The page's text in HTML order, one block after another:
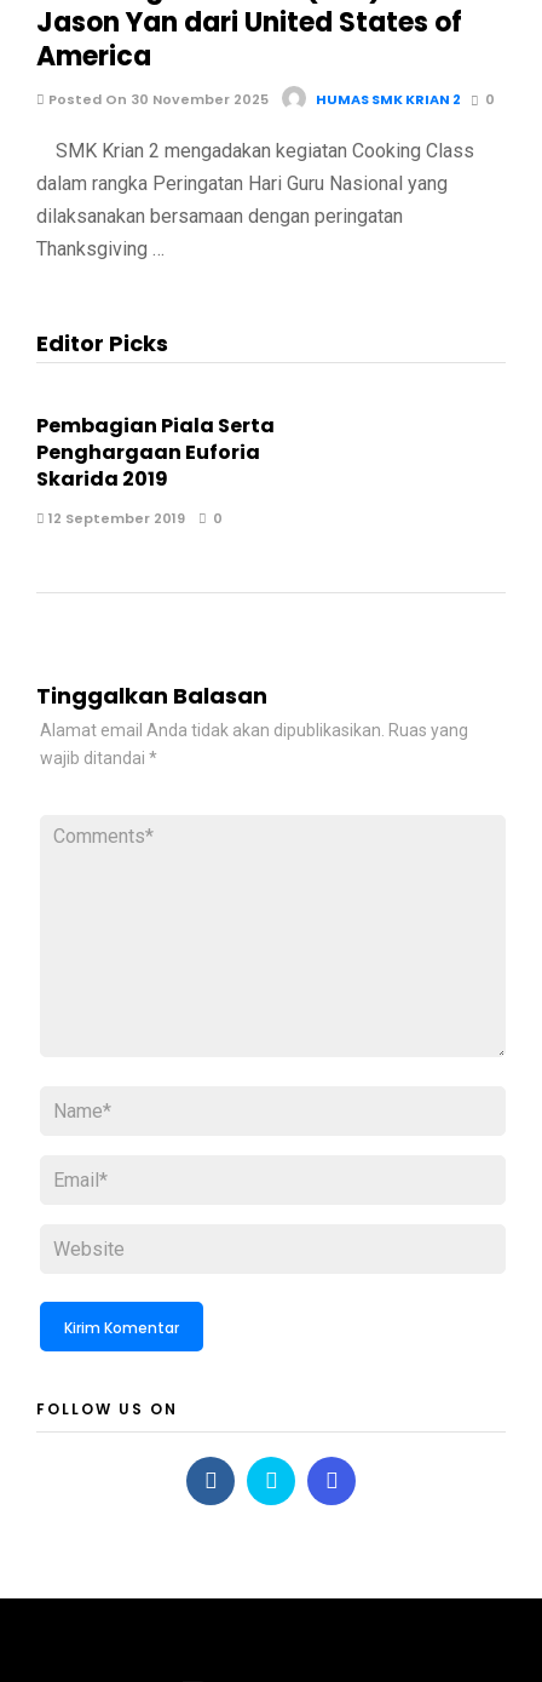
Jason Yan dari United States of
America
Posted On 30 November 2025 HUMAS SMK KRIAN 2 0
SMK Krian 2 mengadakan kegiatan Cooking Class
dalam rangka Peringatan Hari Guru Nasional yang
dilaksanakan bersamaan dengan peringatan
Thanksgiving …
Editor Picks
Pembagian Piala Serta
Penghargaan Euforia
Skarida 2019
12 September 2019 0
Tinggalkan Balasan
Alamat email Anda tidak akan dipublikasikan. Ruas yang
wajib ditandai *
FOLLOW US ON